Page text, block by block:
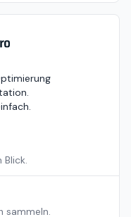
sammeln.